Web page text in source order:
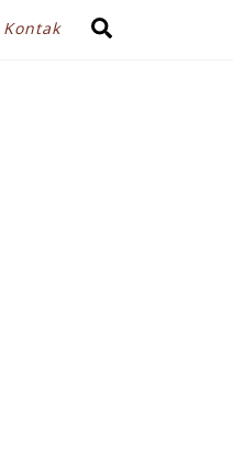
Kontak